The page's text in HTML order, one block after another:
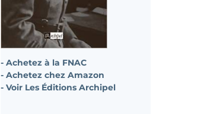
- Achetez à la FNAC
- Achetez chez Amazon
- Voir Les Éditions Archipel